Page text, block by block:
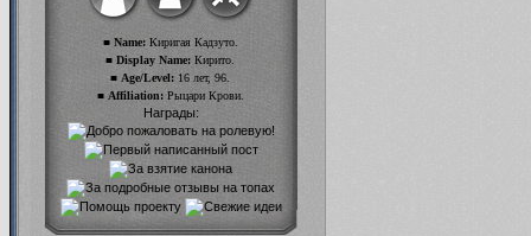
■ Name:Киригая Кадзуто.
■ Display Name: Кирито.
■ Age/Level: 16 лет, 96.
■ Affiliation:Рыцари Крови.
Награды: